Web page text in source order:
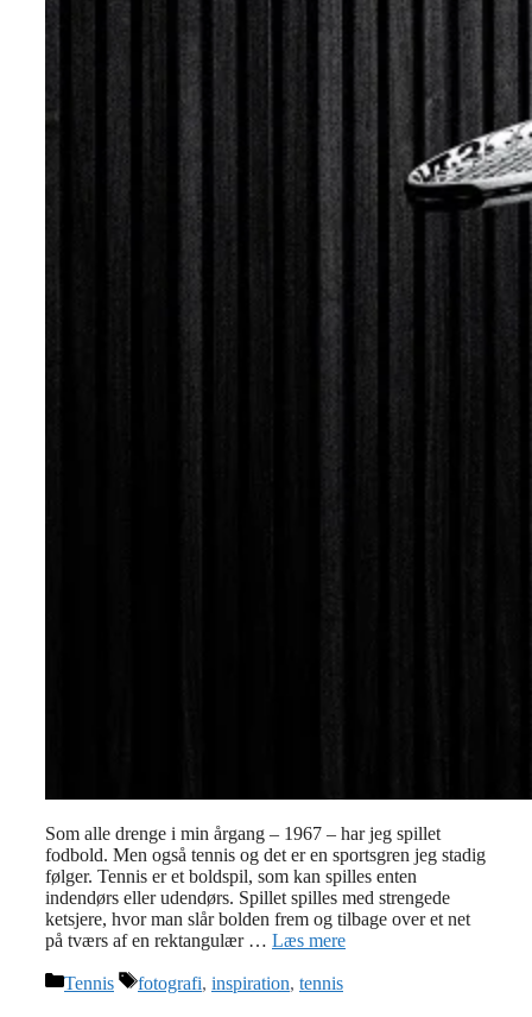
Som alle drenge i min årgang – 1967 – har jeg spillet
fodbold. Men også tennis og det er en sportsgren jeg stadig
følger. Tennis er et boldspil, som kan spilles enten
indendørs eller udendørs. Spillet spilles med strengede
ketsjere, hvor man slår bolden frem og tilbage over et net
på tværs af en rektangulær … Læs mere
Kategorier
Tennis Tags
fotografi, inspiration, tennis